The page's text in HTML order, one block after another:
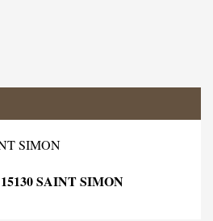
SIMON
SAINT SIMON